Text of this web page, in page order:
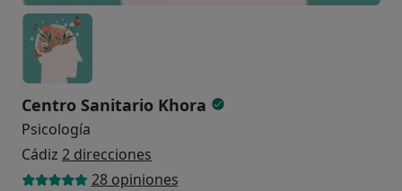
Centro Sanitario Khora
Psicología
Cádiz 2 direcciones
28 opiniones